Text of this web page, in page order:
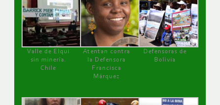
Valle de Elqui
sin minería.
Chile
Atentan contra
la Defensora
Francisca
Márquez
Defensoras de
Bolivia